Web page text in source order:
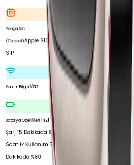
Yonga Seti
(Chipset)Apple S10
SiP
Konum BilgisiVar
Batarya ÖzellikleriHızlı
Şarj 15 Dakikada 8
Saatlik Kullanım 30
Dakikada %80